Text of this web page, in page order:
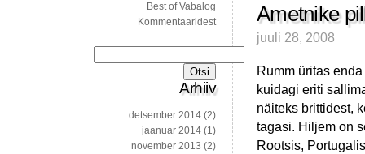
Ametnike
juuli 28, 2008
Rumm üritas
kuidagi eriti
näiteks brittidest,
tagasi. Hiljem on
Rootsis,
Best of Vabalog
Kommentaaridest
Arhiiv
detsember 2014 (2)
jaanuar 2014 (1)
november 2013 (2)